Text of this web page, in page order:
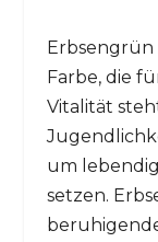
Erbsengrün
Farbe, die
Vitalität
um
setzen.